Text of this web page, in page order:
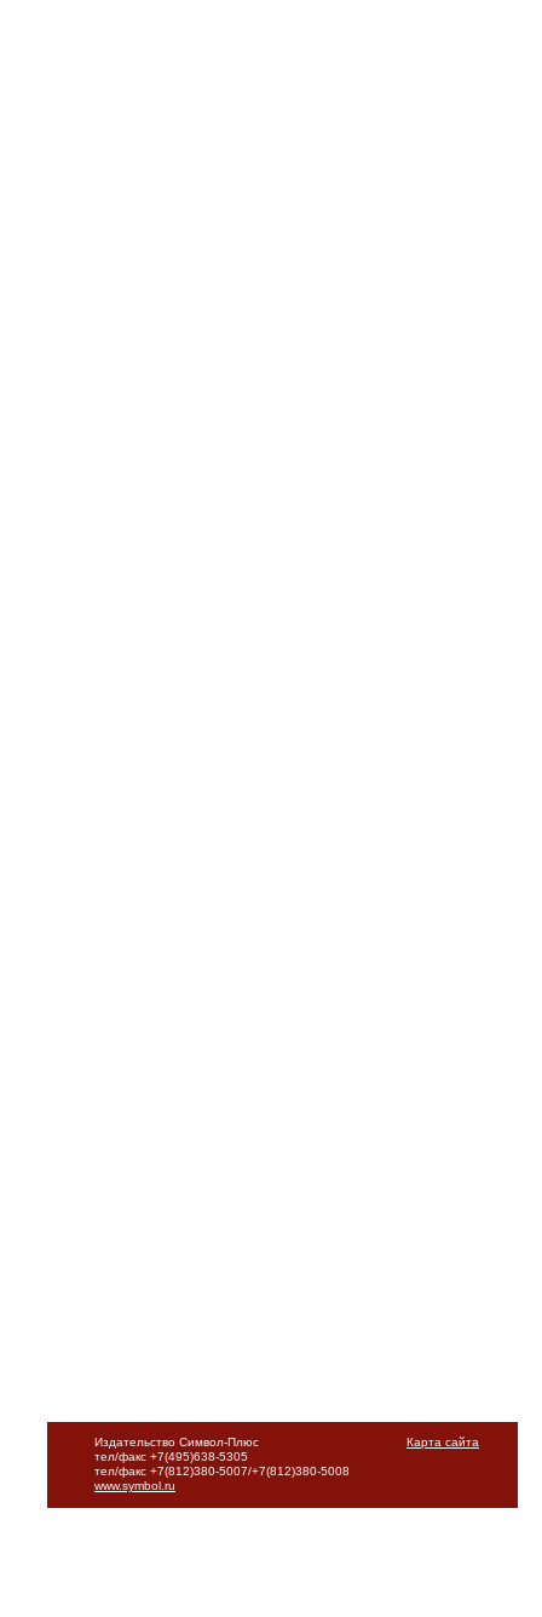
Карта сайта
Издательство Символ-Плюс
тел/факс +7(495)638-5305
тел/факс +7(812)380-5007/+7(812)380-5008
www.symbol.ru